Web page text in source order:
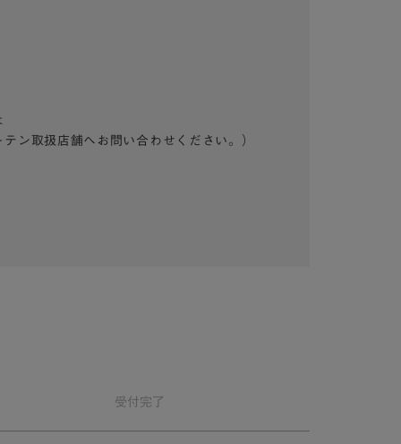
ン取扱店舗へお問い合わせください。）
受付完了